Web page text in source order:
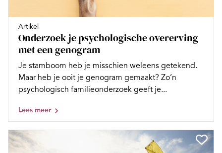
Artikel
Onderzoek je psychologische overerving
met een genogram
Je stamboom heb je misschien weleens getekend.
Maar heb je ooit je genogram gemaakt? Zo’n
psychologisch familieonderzoek geeft je...
Lees meer